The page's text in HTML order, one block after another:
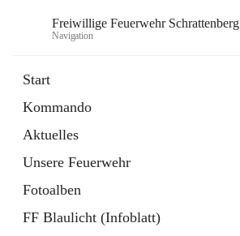
Freiwillige Feuerwehr Schrattenberg
Navigation
Start
Kommando
Aktuelles
Unsere Feuerwehr
Fotoalben
FF Blaulicht (Infoblatt)